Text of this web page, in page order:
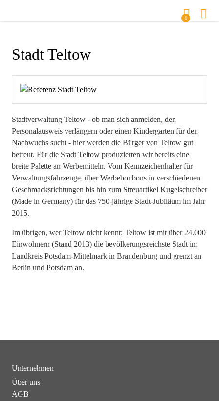
0
Stadt Teltow
Stadtverwaltung Teltow - ob man sich anmelden, den
Personalausweis verlängern oder einen Kindergarten für den
Nachwuchs sucht - hier werden die Bürger von Teltow gut
betreut. Für die Stadt Teltow produzierten wir bereits eine
breite Palette an Werbemitteln. Vom Kennzeichenhalter für
Verwaltungsfahrzeuge, über Werbebonbons in verschiedenen
Geschmacksrichtungen bis hin zum Streuartikel Kugelschreiber
(Made in Germany) für das 750-jährige Stadt-Jubiläum im Jahr
2015.
Im übrigen, wer Teltow nicht kennt: Teltow ist mit über 24.000
Einwohnern (Stand 2013) die bevölkerungsreichste Stadt im
Landkreis Potsdam-Mittelmark in Brandenburg und grenzt an
Berlin und Potsdam an.
Unternehmen
Über uns
AGB